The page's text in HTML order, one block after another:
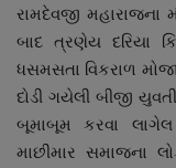
રાશિફળ
ગુનાખોરી
બોલિવૂડ
રામદેવજી મહારાજના
બાદ ત્રણેય દરિયા
ધસમસતા વિકરાળ
દોડી ગયેલી બીજી
બૂમાબૂમ કરવા
માછીમાર સમાજના